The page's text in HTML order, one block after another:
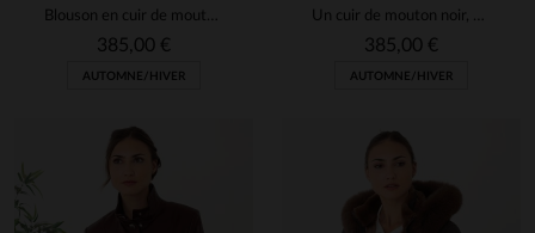
Blouson en cuir de mouton, coupe slim. Élégant et souple pour l'hiver.
385,00 €
AUTOMNE/HIVER
Un cuir de mouton noir, souple et chic, pour une silhouette épurée.
385,00 €
AUTOMNE/HIVER